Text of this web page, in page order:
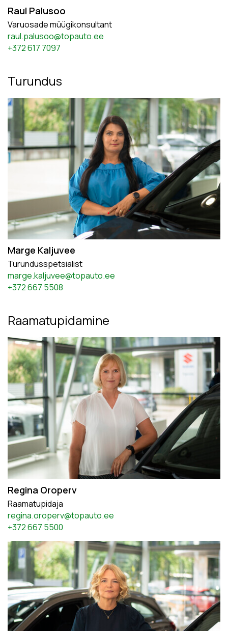
Raul Palusoo
Varuosade müügikonsultant
raul.palusoo@topauto.ee
+372 617 7097
Turundus
Marge Kaljuvee
Turundusspetsialist
marge.kaljuvee@topauto.ee
+372 667 5508
Raamatupidamine
Regina Oroperv
Raamatupidaja
regina.oroperv@topauto.ee
+372 667 5500